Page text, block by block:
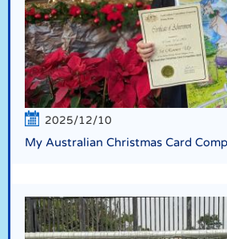
2025/12/10
My Australian Christmas Card